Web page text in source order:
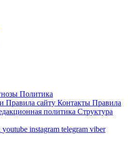
Политика
Правила сайту Контакты Правила
политика Структура
youtube instagram telegram viber